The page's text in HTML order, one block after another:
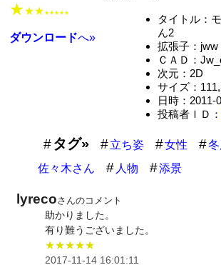
★★★ ★★★★★
ダウンロードへ»
タイトル：
ん2
拡張子：jww
ＣＡＤ：
次元：2D
サイズ：
日時：2011-
投稿者ＩＤ：
タグ» 立ち姿 女性 冬
佐々木さん
人物 添景
lyrecoさんのコメント
助かりました。
有り難うございました。
★★★★★
2017-11-14 16:01:11